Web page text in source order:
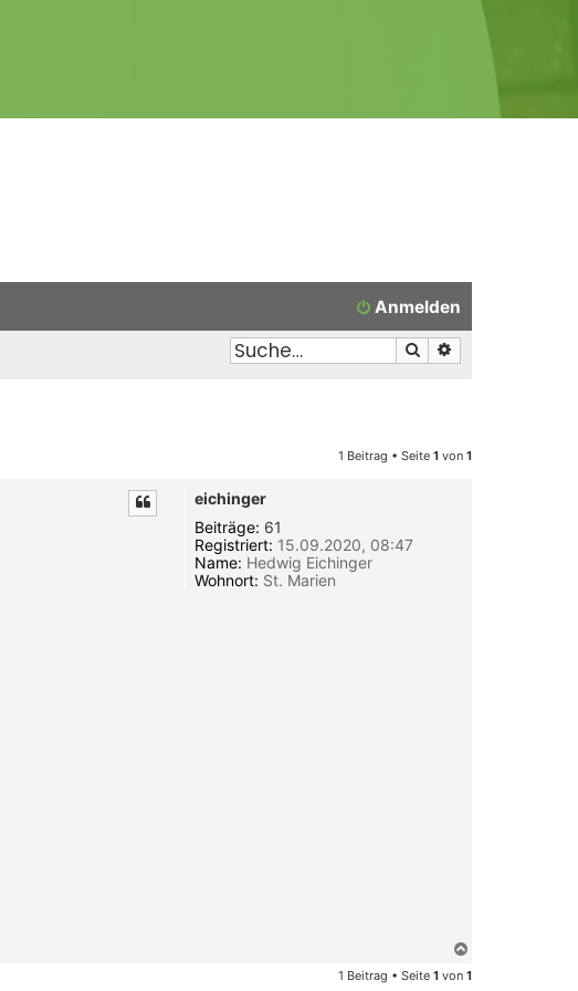
Anmelden
Suche
1 Beitrag • Seite 1 von 1
eichinger
Beiträge: 61
Registriert: 15.09.2020, 08:47
Name: Hedwig Eichinger
Wohnort: St. Marien
c
1 Beitrag • Seite 1 von 1